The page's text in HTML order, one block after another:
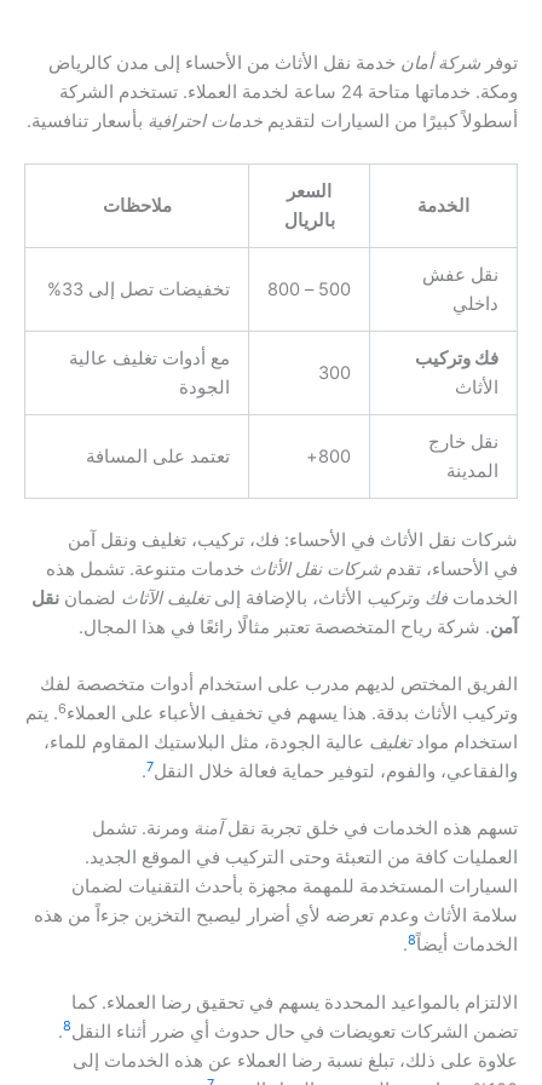
توفر شركة أمان خدمة نقل الأثاث من الأحساء إلى مدن كالرياض
ومكة. خدماتها متاحة 24 ساعة لخدمة العملاء. تستخدم الشركة
أسطولاً كبيرًا من السيارات لتقديم خدمات احترافية بأسعار تنافسية.
الخدمة
السعر
بالريال
ملاحظات
نقل عفش
داخلي
500 – 800 تخفيضات تصل إلى 33%
فك وتركيب
الأثاث
300
مع أدوات تغليف عالية
الجودة
نقل خارج
المدينة
800+ تعتمد على المسافة
شركات نقل الأثاث في الأحساء: فك، تركيب، تغليف ونقل آمن
في الأحساء، تقدم شركات نقل الأثاث خدمات متنوعة. تشمل هذه
الخدمات فك وتركيب الأثاث، بالإضافة إلىتغليف الآثاث لضمان نقل
آمن. شركة رياح المتخصصة تعتبر مثالًا رائعًا في هذا المجال.
الفريق المختص لديهم مدرب على استخدام أدوات متخصصة لفك
وتركيب الأثاث بدقة. هذا يسهم في تخفيف الأعباء على العملاء6. يتم
استخدام موادتغليف عالية الجودة، مثل البلاستيك المقاوم للماء،
والفقاعي، والفوم، لتوفير حماية فعالة خلال النقل7
.
تسهم هذه الخدمات في خلق تجربة نقلآمنة ومرنة. تشمل
العمليات كافة من التعبئة وحتى التركيب في الموقع الجديد.
السيارات المستخدمة للمهمة مجهزة بأحدث التقنيات لضمان
سلامة الأثاث وعدم تعرضه لأي أضرار ليصبح التخزين جزءاً من هذه
الخدمات أيضاً8
.
الالتزام بالمواعيد المحددة يسهم في تحقيق رضا العملاء. كما
تضمن الشركات تعويضات في حال حدوث أي ضرر أثناء النقل8
.
علاوة على ذلك، تبلغ نسبة رضا العملاء عن هذه الخدمات إلى